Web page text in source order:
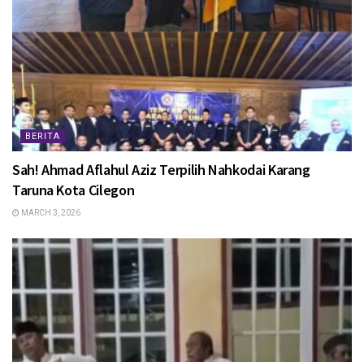
BERITA
Sah! Ahmad Aflahul Aziz Terpilih Nahkodai Karang
Taruna Kota Cilegon
MARCH 3, 2026